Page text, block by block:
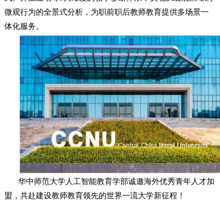
微观行为的全景式分析，为职前职后教师教育提供多场景一
体化服务。
华中师范大学人工智能教育学部诚邀海外优秀青年人才加
盟，共赴建设教师教育领先的世界一流大学新征程！